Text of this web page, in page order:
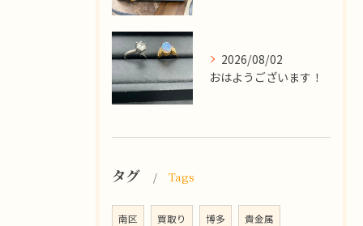
2026/08/02
​おはようございます！
タグ Tags
南区 買取り 博多 貴金属